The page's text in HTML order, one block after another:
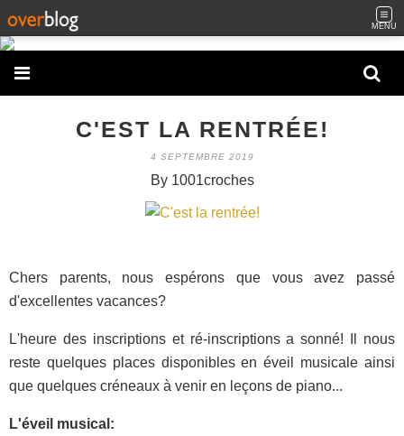
MENU
C'EST LA RENTRÉE!
4 SEPTEMBRE 2019
By 1001croches
Chers parents, nous espérons que vous avez passé
d'excellentes vacances?
L'heure des inscriptions et ré-inscriptions a sonné! Il nous
reste quelques places disponibles en éveil musicale ainsi
que quelques créneaux à venir en leçons de piano...
L'éveil musical: